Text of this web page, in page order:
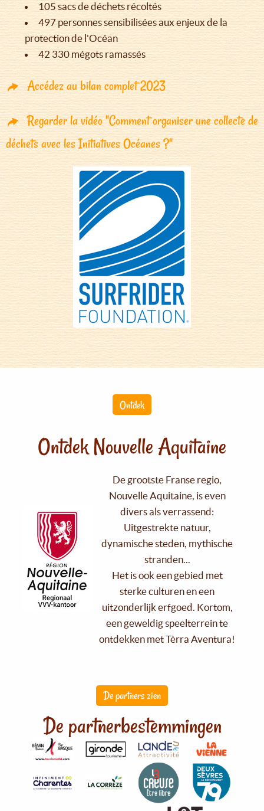
105 sacs de déchets récoltés
497 personnes sensibilisées aux enjeux de la
protection de l'Océan
42 330 mégots ramassés
Accédez au bilan complet 2023
Regarder la vidéo "Comment organiser une collecte de
déchets avec les Initiatives Océanes ?"
Ontdek
Ontdek Nouvelle Aquitaine
De grootste Franse regio,
Nouvelle Aquitaine, is even
divers als verrassend:
Uitgestrekte natuur,
dynamische steden, mythische
stranden...
Het is ook een gebied met
sterke culturen en een
uitzonderlijk erfgoed. Kortom,
een geweldig speelterrein te
ontdekken met Tèrra Aventura!
De partners zien
De partnerbestemmingen